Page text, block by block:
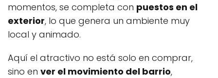
momentos, se completa con puestos en el
exterior, lo que genera un ambiente muy
local y animado.
Aquí el atractivo no está solo en comprar,
sino en ver el movimiento del barrio,